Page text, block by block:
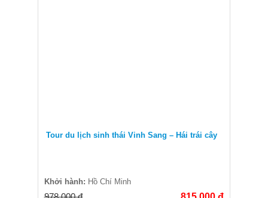
Tour du lịch sinh thái Vinh Sang – Hái trái cây
Khởi hành: Hồ Chí Minh